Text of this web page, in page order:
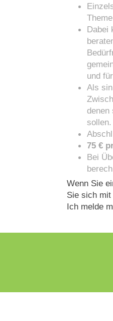
Dabei
und
Als
denen
sollen.
75 €
Bei
Wenn Sie
Sie sich
Ich melde